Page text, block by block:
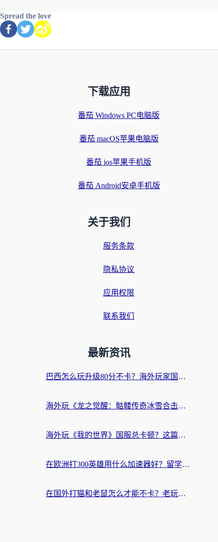
Spread the love
下载应用
番茄 Windows PC电脑版
番茄 macOS苹果电脑版
番茄 ios苹果手机版
番茄 Android安卓手机版
关于我们
服务条款
隐私协议
应用权限
联系我们
最新资讯
巴西怎么玩升级80分不卡？海外玩家国服游戏加速器终极指南（附避坑技巧）
海外玩《龙之觉醒：骷髅传奇冰雪合击》延迟高？这篇指南帮你解决卡顿烦恼！
海外玩《我的世界》国服总卡顿？这篇我的世界游戏加速器指南帮你解决所有问题
在欧洲打300英雄用什么加速器好？留学生亲测有效的解决方案来了
在国外打猫和老鼠怎么才能不卡？老玩家亲测的终极加速指南